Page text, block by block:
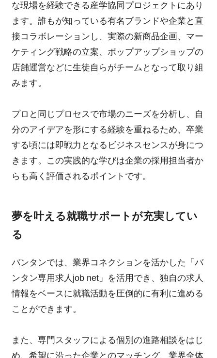
な現場を経験できる産学協同プロジェクトにあり
ます。誰もが知っている有名ブランドや企業と直
接コラボレーションし、実際の新商品企画、マー
ケティング戦略の立案、ポップアップショップの
店舗運営などに生徒自らがチームとなって取り組
みます。
プロと同じプロセスで市場のニーズを分析し、自
分のアイデアを形にする経験を重ねるため、卒業
する頃には即戦力となるビジネスセンスが身につ
きます。この実践的な学びは企業の採用担当者か
らも高く評価されるポイントです。
夢を叶える就職サポートが充実してい
る
バンタンでは、業界コネクションを活かした「バ
ンタン専用求人job net」を活用でき、独自の求人
情報をベースに就職活動を圧倒的に有利に進める
ことができます。
また、専門スタッフによる個別の進路相談をはじ
め、希望に沿った企業とのマッチング、業界全体